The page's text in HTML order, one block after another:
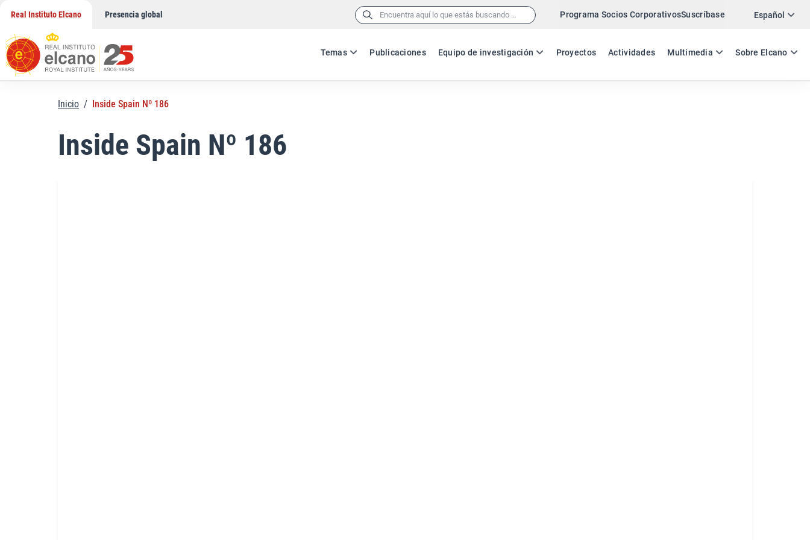
contenido
Real Instituto Elcano Presencia global Buscar: Programa Socios CorporativosSuscríbase Español
ES EN
Temas Publicaciones Equipo de investigación Proyectos Actividades Multimedia Sobre Elcano
Twitter
Inicio / Inside Spain Nº 186
Inside Spain Nº 186